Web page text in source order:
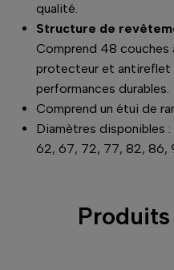
qualité.
Structure de
Comprend 48
protecteur et antireflet
performances durables.
Comprend un étui de
Diamètres disponibles
62, 67, 72, 77, 82, 86,